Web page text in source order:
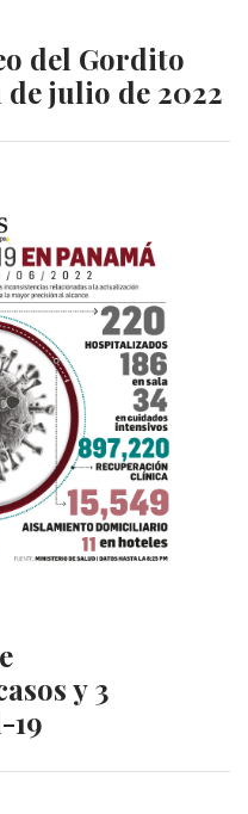
del Gordito
de julio de 2022
y 3
19